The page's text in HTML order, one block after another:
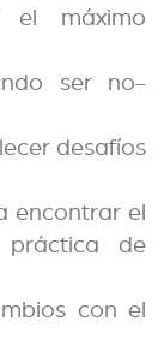
el máximo
ser no-
desafíos
encontrar el
de
con el